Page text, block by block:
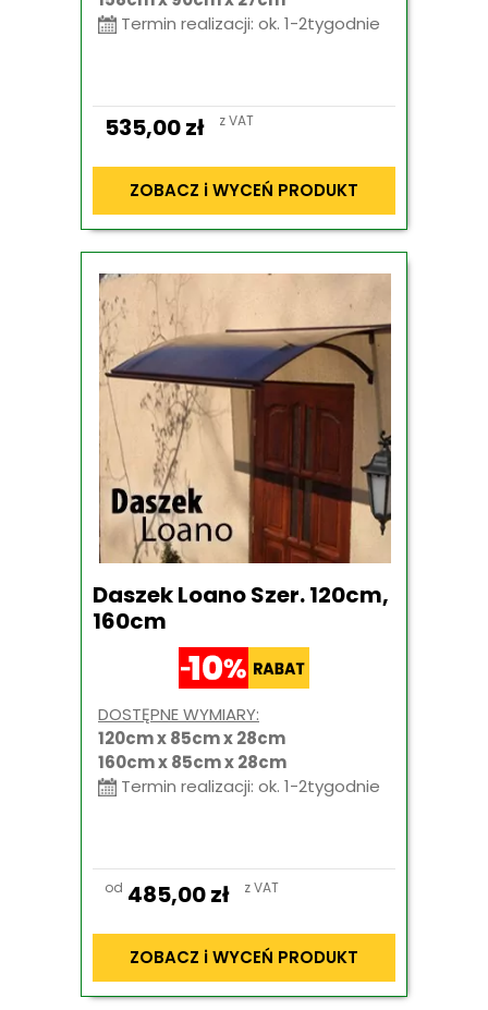
Termin realizacji: ok. 1-2tygodnie
535,00zł z VAT
ZOBACZ i WYCEŃ PRODUKT
Daszek Loano Szer. 120cm,
160cm
DOSTĘPNE WYMIARY:
120cm x 85cm x 28cm
160cm x 85cm x 28cm
Termin realizacji: ok. 1-2tygodnie
od 485,00zł z VAT
ZOBACZ i WYCEŃ PRODUKT